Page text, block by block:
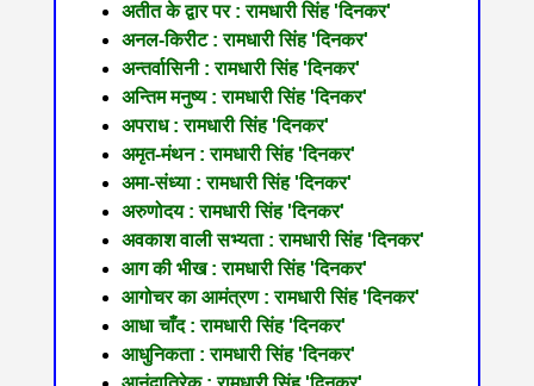
अतीत के द्वार पर : रामधारी सिंह 'दिनकर'
अनल-किरीट : रामधारी सिंह 'दिनकर'
अन्तर्वासिनी : रामधारी सिंह 'दिनकर'
अन्तिम मनुष्य : रामधारी सिंह 'दिनकर'
अपराध : रामधारी सिंह 'दिनकर'
अमृत-मंथन : रामधारी सिंह 'दिनकर'
अमा-संध्या : रामधारी सिंह 'दिनकर'
अरुणोदय : रामधारी सिंह 'दिनकर'
अवकाश वाली सभ्यता : रामधारी सिंह 'दिनकर'
आग की भीख : रामधारी सिंह 'दिनकर'
आगोचर का आमंत्रण : रामधारी सिंह 'दिनकर'
आधा चाँद : रामधारी सिंह 'दिनकर'
आधुनिकता : रामधारी सिंह 'दिनकर'